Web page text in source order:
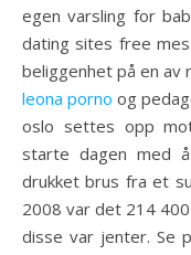
egen varsling for
dating sites free
beliggenhet på en av
leona porno og
oslo settes opp
starte dagen med
drukket brus fra et
2008 var det 214
disse var jenter. Se